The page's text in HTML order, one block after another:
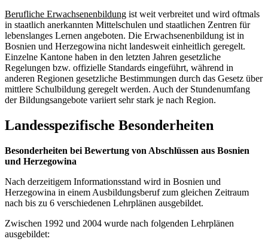
Berufliche Erwachsenenbildung ist weit verbreitet und wird oftmals
in staatlich anerkannten Mittelschulen und staatlichen Zentren für
lebenslanges Lernen angeboten. Die Erwachsenenbildung ist in
Bosnien und Herzegowina nicht landesweit einheitlich geregelt.
Einzelne Kantone haben in den letzten Jahren gesetzliche
Regelungen bzw. offizielle Standards eingeführt, während in
anderen Regionen gesetzliche Bestimmungen durch das Gesetz über
mittlere Schulbildung geregelt werden. Auch der Stundenumfang
der Bildungsangebote variiert sehr stark je nach Region.
Landesspezifische Besonderheiten
Besonderheiten bei Bewertung von Abschlüssen aus Bosnien
und Herzegowina
Nach derzeitigem Informationsstand wird in Bosnien und
Herzegowina in einem Ausbildungsberuf zum gleichen Zeitraum
nach bis zu 6 verschiedenen Lehrplänen ausgebildet.
Zwischen 1992 und 2004 wurde nach folgenden Lehrplänen
ausgebildet: